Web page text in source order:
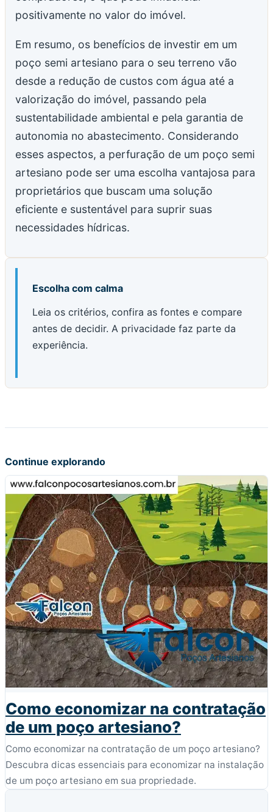
positivamente no valor do imóvel.
Em resumo, os benefícios de investir em um
poço semi artesiano para o seu terreno vão
desde a redução de custos com água até a
valorização do imóvel, passando pela
sustentabilidade ambiental e pela garantia de
autonomia no abastecimento. Considerando
esses aspectos, a perfuração de um poço semi
artesiano pode ser uma escolha vantajosa para
proprietários que buscam uma solução
eficiente e sustentável para suprir suas
necessidades hídricas.
Escolha com calma
Leia os critérios, confira as fontes e compare
antes de decidir. A privacidade faz parte da
experiência.
Continue explorando
Como economizar na contratação
de um poço artesiano?
Como economizar na contratação de um poço artesiano?
Descubra dicas essenciais para economizar na instalação
de um poço artesiano em sua propriedade.